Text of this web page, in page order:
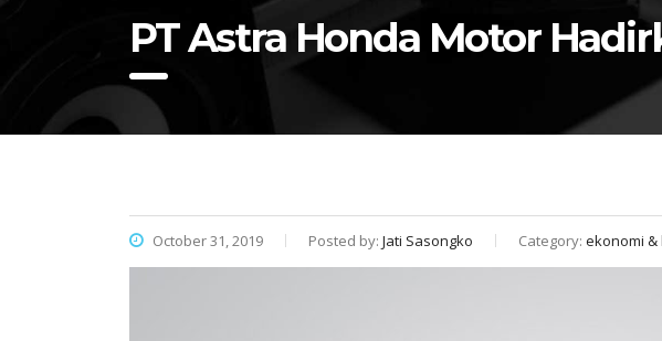
PT Astra Honda Motor
October 31, 2019 Posted by: Jati Sasongko Category: ekonomi &